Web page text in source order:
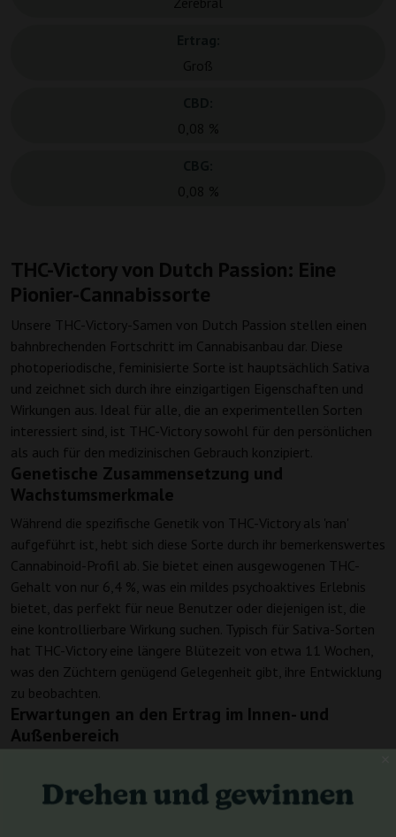
THC-Victory von Dutch Passion: Eine
Pionier-Cannabissorte
Unsere THC-Victory-Samen von Dutch Passion stellen einen
bahnbrechenden Fortschritt im Cannabisanbau dar. Diese
photoperiodische, feminisierte Sorte ist hauptsächlich Sativa
und zeichnet sich durch ihre einzigartigen Eigenschaften und
Wirkungen aus. Ideal für alle, die an experimentellen Sorten
interessiert sind, ist THC-Victory sowohl für den persönlichen
als auch für den medizinischen Gebrauch konzipiert.
Genetische Zusammensetzung und
Wachstumsmerkmale
Während die spezifische Genetik von THC-Victory als 'nan'
aufgeführt ist, hebt sich diese Sorte durch ihr bemerkenswertes
Cannabinoid-Profil ab. Sie bietet einen ausgewogenen THC-
Gehalt von nur 6,4 %, was ein mildes psychoaktives Erlebnis
bietet, das perfekt für neue Benutzer oder diejenigen ist, die
eine kontrollierbare Wirkung suchen. Typisch für Sativa-Sorten
hat THC-Victory eine längere Blütezeit von etwa 11 Wochen,
was den Züchtern genügend Gelegenheit gibt, ihre Entwicklung
zu beobachten.
Erwartungen an den Ertrag im Innen- und
Außenbereich
kontrollierten Innenräumen, obwohl spezifische Ertragsdaten
als 'nan' angegeben sind. Allgemein können Sativa-Sorten eine